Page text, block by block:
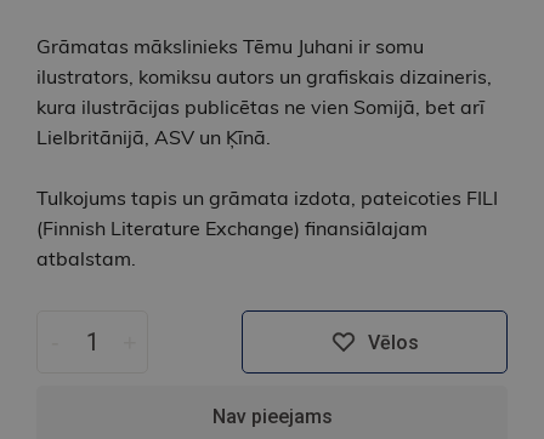
Grāmatas mākslinieks Tēmu Juhani ir somu
ilustrators, komiksu autors un grafiskais dizaineris,
kura ilustrācijas publicētas ne vien Somijā, bet arī
Lielbritānijā, ASV un Ķīnā.
Tulkojums tapis un grāmata izdota, pateicoties FILI
(Finnish Literature Exchange) finansiālajam
atbalstam.
Vēlos
Nav pieejams